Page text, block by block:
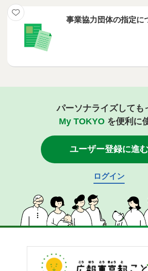
事業協力団体の指定に
パーソナライズしても
My TOKYOを便利に
ユーザー登録に進む
ログイン